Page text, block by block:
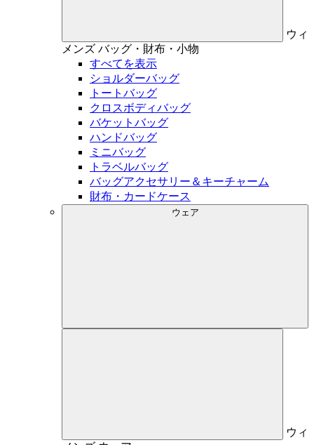
ウィ
メンズ バッグ・財布・小物
すべてを表示
ショルダーバッグ
トートバッグ
クロスボディバッグ
バケットバッグ
ハンドバッグ
ミニバッグ
トラベルバッグ
バッグアクセサリー＆キーチャーム
財布・カードケース
ウェア
ウィ